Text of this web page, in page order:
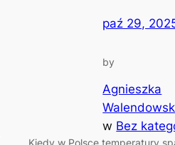
paź 29,
by
Agnieszka
w Bez